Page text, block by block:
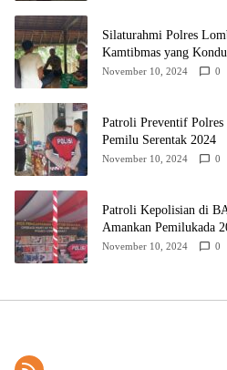
Silaturahmi Polres
Kamtibmas yang
November 10, 2024 0
Patroli Preventif Polres
Pemilu Serentak 2024
November 10, 2024 0
Patroli Kepolisian di
Amankan Pemilukada
November 10, 2024 0